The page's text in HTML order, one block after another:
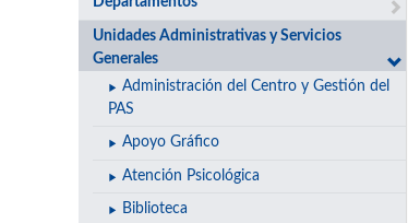
Unidades Administrativas y Servicios
Generales
Administración del Centro y Gestión del
PAS
Apoyo Gráfico
Atención Psicológica
Biblioteca